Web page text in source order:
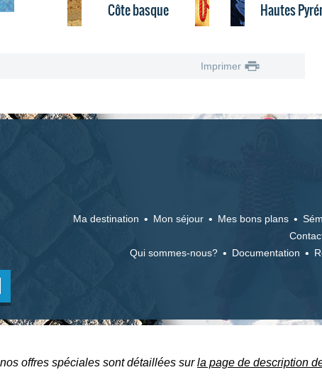
Côte basque Hautes
Imprimer
Ma destination Mon séjour Mes bons plans
Qui sommes-nous?
Documentation
offres spéciales sont détaillées surla page de description